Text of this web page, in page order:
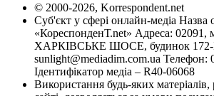
© 2000-2026, Korrespondent.net
Суб'єкт у сфері онлайн-медіа Назва
«КореспонденТ.net» Адреса: 02091,
ХАРКІВСЬКЕ ШОСЕ, будинок 172-
sunlight@mediadim.com.ua Телефон:
Ідентифікатор медіа – R40-06068
Використання будь-яких